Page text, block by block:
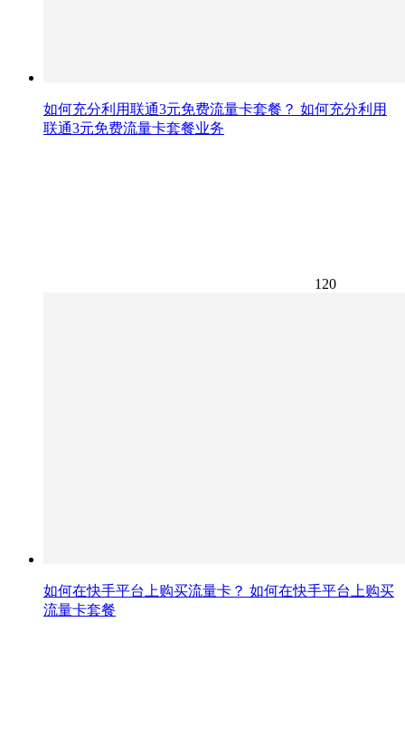
如何充分利用联通3元免费流量卡套餐？ 如何充分利用
联通3元免费流量卡套餐业务
120
如何在快手平台上购买流量卡？ 如何在快手平台上购买
流量卡套餐